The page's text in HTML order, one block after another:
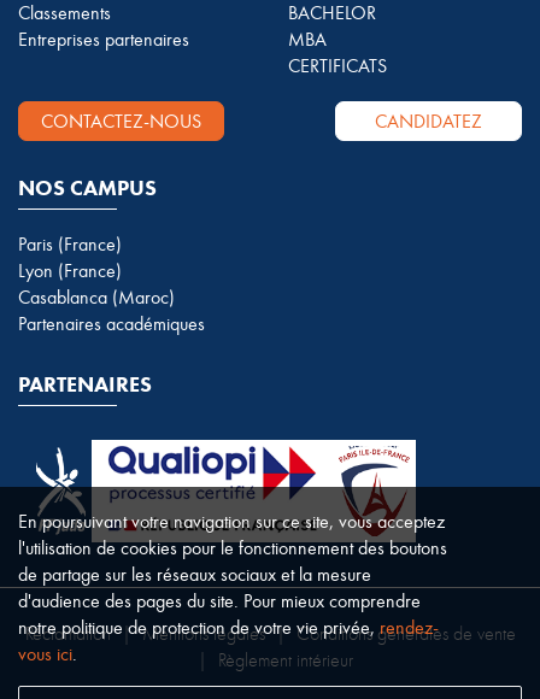
Classements
Entreprises partenaires
BACHELOR
MBA
CERTIFICATS
CONTACTEZ-NOUS CANDIDATEZ
NOS CAMPUS
Paris (France)
Lyon (France)
Casablanca (Maroc)
Partenaires académiques
PARTENAIRES
Réclamation | Mentions légales | Conditions générales de vente
Règlement intérieur
En poursuivant votre navigation sur ce site, vous acceptez
l'utilisation de cookies pour le fonctionnement des boutons
de partage sur les réseaux sociaux et la mesure
d'audience des pages du site. Pour mieux comprendre
notre politique de protection de votre vie privée,rendez-
vous ici.